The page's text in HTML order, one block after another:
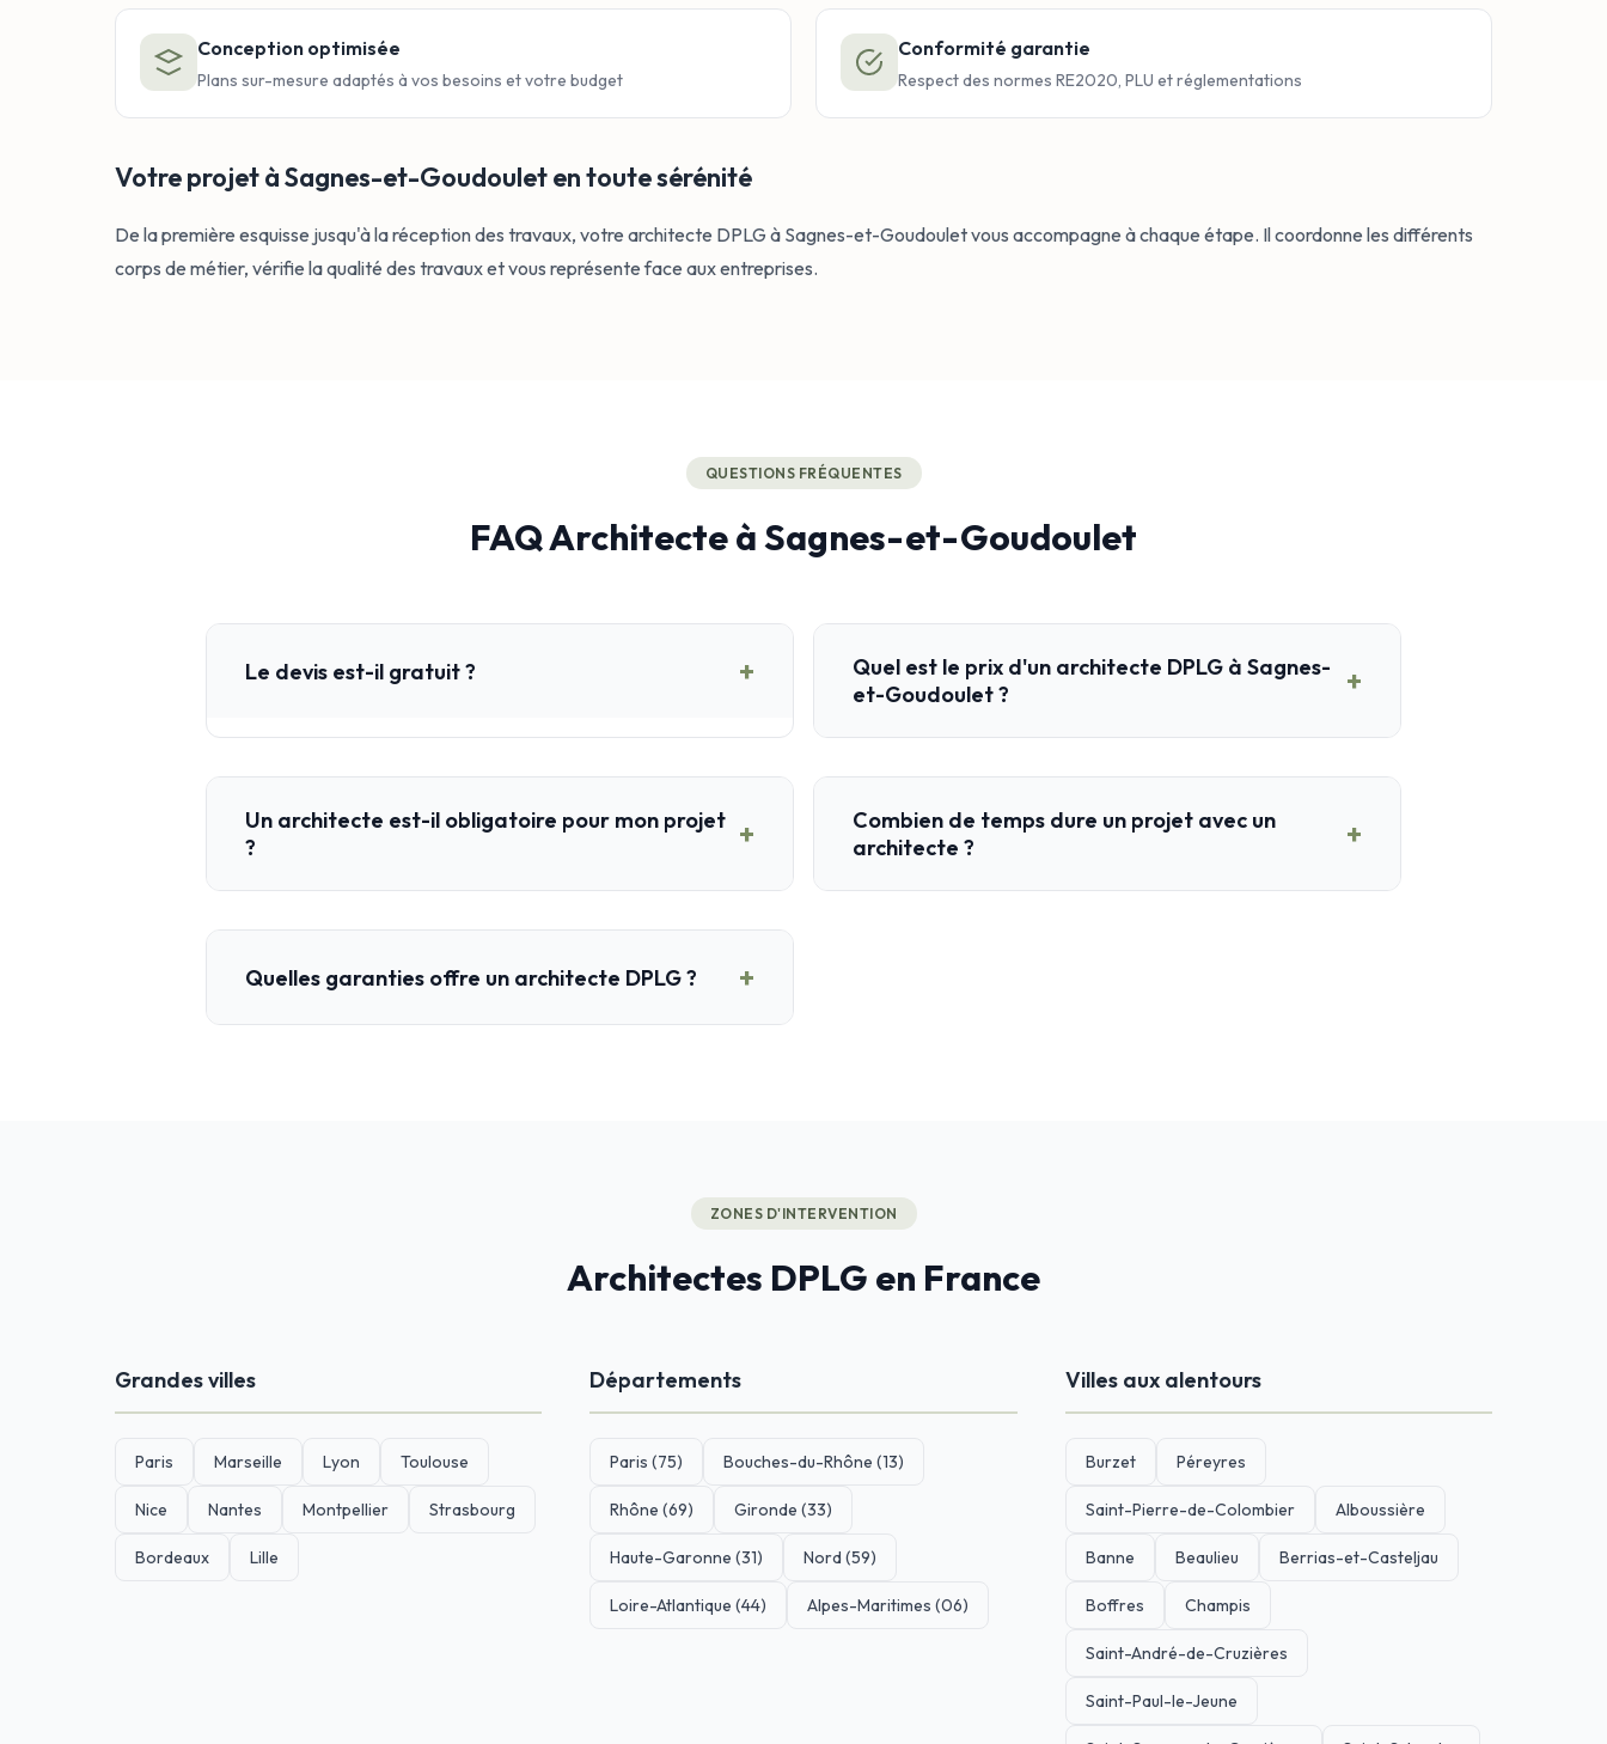
Conception optimisée
Plans sur-mesure adaptés à vos besoins et votre budget
Conformité garantie
Respect des normes RE2020, PLU et réglementations
Votre projet à Sagnes-et-Goudoulet en toute sérénité
De la première esquisse jusqu'à la réception des travaux, votre architecte DPLG à Sagnes-et-Goudoulet vous accompagne à chaque étape. Il coordonne les différents
corps de métier, vérifie la qualité des travaux et vous représente face aux entreprises.
QUESTIONS FRÉQUENTES
FAQ Architecte à Sagnes-et-Goudoulet
Le devis est-il gratuit ? +
Quel est le prix d'un architecte DPLG à Sagnes-
et-Goudoulet ?
+
Un architecte est-il obligatoire pour mon projet
?
+
Combien de temps dure un projet avec un
architecte ?
+
Quelles garanties offre un architecte DPLG ? +
ZONES D'INTERVENTION
Architectes DPLG en France
Grandes villes
Paris Marseille Lyon Toulouse
Nice Nantes Montpellier Strasbourg
Bordeaux Lille
Départements
Paris (75) Bouches-du-Rhône (13)
Rhône (69) Gironde (33)
Haute-Garonne (31) Nord (59)
Loire-Atlantique (44) Alpes-Maritimes (06)
Villes aux alentours
Burzet Péreyres
Saint-Pierre-de-Colombier Alboussière
Banne Beaulieu Berrias-et-Casteljau
Boffres Champis
Saint-André-de-Cruzières
Saint-Paul-le-Jeune